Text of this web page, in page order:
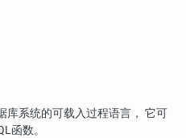
库系统的可载入过程语言， 它可
函数。